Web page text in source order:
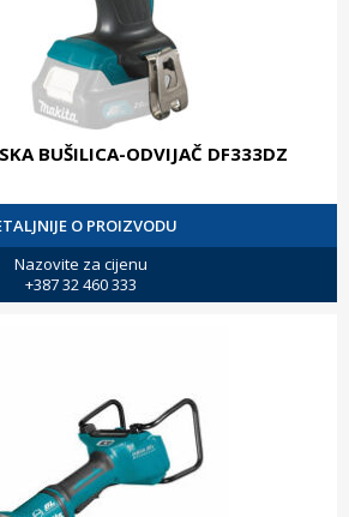
BUŠILICA-ODVIJAČ DF333DZ
O PROIZVODU
Nazovite za cijenu
+387 32 460 333